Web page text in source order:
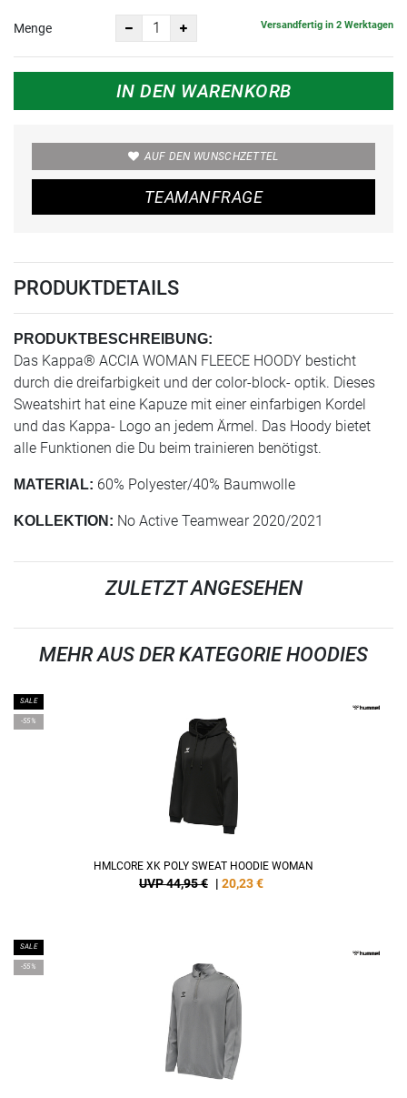
Menge Versandfertig in 2 Werktagen
IN DEN WARENKORB
AUF DEN WUNSCHZETTEL
TEAMANFRAGE
PRODUKTDETAILS
PRODUKTBESCHREIBUNG:
Das Kappa® ACCIA WOMAN FLEECE HOODY besticht
durch die dreifarbigkeit und der color-block- optik. Dieses
Sweatshirt hat eine Kapuze mit einer einfarbigen Kordel
und das Kappa- Logo an jedem Ärmel. Das Hoody bietet
alle Funktionen die Du beim trainieren benötigst.
MATERIAL: 60% Polyester/40% Baumwolle
KOLLEKTION: No Active Teamwear 2020/2021
ZULETZT ANGESEHEN
MEHR AUS DER KATEGORIE HOODIES
SALE
-55%
HMLCORE XK POLY SWEAT HOODIE WOMAN
UVP 44,95 € | 20,23€
SALE
-55%